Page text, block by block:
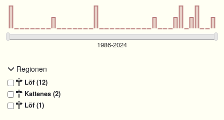
Regionen
Löf (12)
Kattenes (2)
Löf (1)